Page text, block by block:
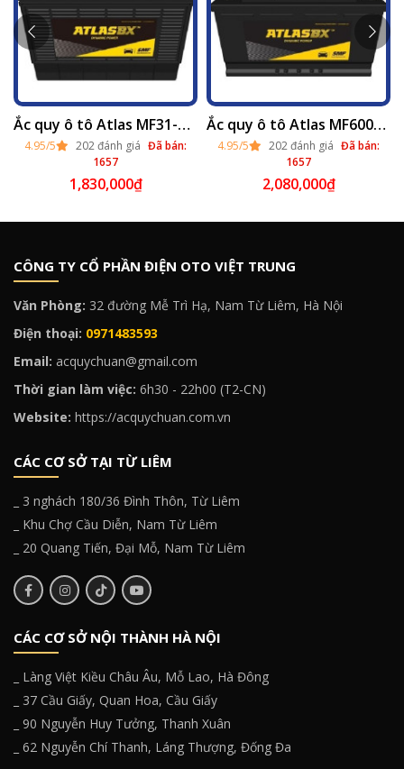
Ắc quy ô tô Atlas MF31-800T (12v - 100ah) thay tại Hà Nội 2025
4.95/5 202 đánh giá Đã bán:
1657
1,830,000₫
Ắc quy ô tô Atlas MF60038 (12v - 100ah) thay lắp tại Hà Nội 2025
4.95/5 202 đánh giá Đã bán:
1657
2,080,000₫
CÔNG TY CỔ PHẦN ĐIỆN OTO VIỆT TRUNG
Văn Phòng: 32 đường Mễ Trì Hạ, Nam Từ Liêm, Hà Nội
Điện thoại: 0971483593
Email: acquychuan@gmail.com
Thời gian làm việc: 6h30 - 22h00 (T2-CN)
Website: https://acquychuan.com.vn
CÁC CƠ SỞ TẠI TỪ LIÊM
_ 3 nghách 180/36 Đình Thôn, Từ Liêm
_ Khu Chợ Cầu Diễn, Nam Từ Liêm
_ 20 Quang Tiến, Đại Mỗ, Nam Từ Liêm
CÁC CƠ SỞ NỘI THÀNH HÀ NỘI
_ Làng Việt Kiều Châu Âu, Mỗ Lao, Hà Đông
_ 37 Cầu Giấy, Quan Hoa, Cầu Giấy
_ 90 Nguyễn Huy Tưởng, Thanh Xuân
_ 62 Nguyễn Chí Thanh, Láng Thượng, Đống Đa